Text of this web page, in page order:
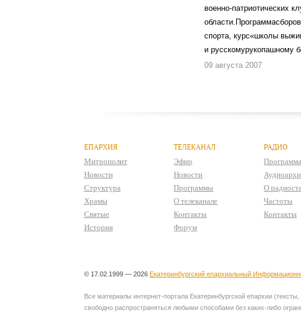
военно-патриотических
спорта, курс«школы
и русскомурукопашному
09 августа 2007
ЕПАРХИЯ
Митрополит
Новости
Структура
Храмы
Святые
История
ТЕЛЕКАНАЛ
Эфир
Новости
Программы
О телеканале
Контакты
Форум
РАДИО
О
Частоты
Контакты
© 17.02.1999 — 2026 Екатеринбургский епархиальный
Все материалы интернет-портала Екатеринбургской епархии
свободно распространяться любыми способами без каких-либо